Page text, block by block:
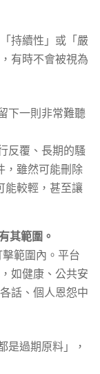
持續性」或「嚴
有時不會被視為
下一則非常難聽
反覆、長期的騷
，雖然可能刪除
能較輕，甚至讓
其範圍。
範圍內。平台
如健康、公共安
話、個人恩怨中
是過期原料」，